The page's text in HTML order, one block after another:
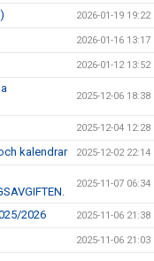
2026-01-19 19:22
2026-01-16 13:17
2026-01-12 13:52
2025-12-06 18:38
2025-12-04 12:28
kalendrar 2025-12-02 22:14
2025-11-07 06:34
2026 2025-11-06 21:38
2025-11-06 21:03